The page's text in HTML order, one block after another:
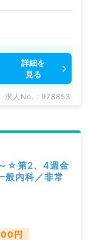
詳細を
見る
求人No. : 978853
☆第2、4週金
般内科／非常
円